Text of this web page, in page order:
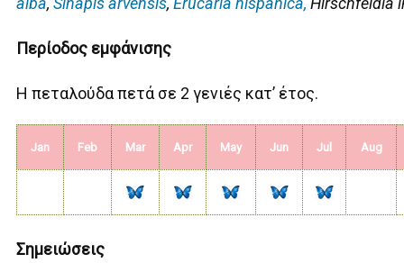
Περίοδος εμφάνισης
Η πεταλούδα πετά σε 2 γενιές κατ’ έτος.
Jan Feb Mar Apr May Jun Jul Aug
Σημειώσεις